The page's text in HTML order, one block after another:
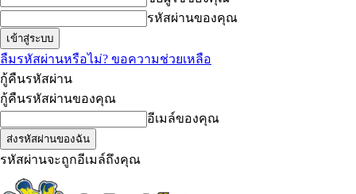
รหัสผ่านของคุณ
ลืมรหัสผ่านหรือไม่? ขอความช่วยเหลือ
กู้คืนรหัสผ่าน
กู้คืนรหัสผ่านของคุณ
อีเมล์ของคุณ
รหัสผ่านจะถูกอีเมล์ถึงคุณ